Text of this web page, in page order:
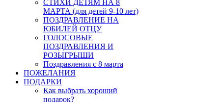
СТИХИ ДЕТЯМ НА 8
МАРТА (для детей 9-10 лет)
ПОЗДРАВЛЕНИЕ НА
ЮБИЛЕЙ ОТЦУ
ГОЛОСОВЫЕ
ПОЗДРАВЛЕНИЯ И
РОЗЫГРЫШИ
Поздравления с 8 марта
ПОЖЕЛАНИЯ
ПОДАРКИ
Как выбрать хороший
подарок?